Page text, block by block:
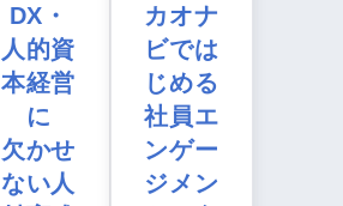
DX・
人的資
本経営
に
欠かせ
ない人
カオナ
ビでは
じめる
社員エ
ンゲー
ジメン